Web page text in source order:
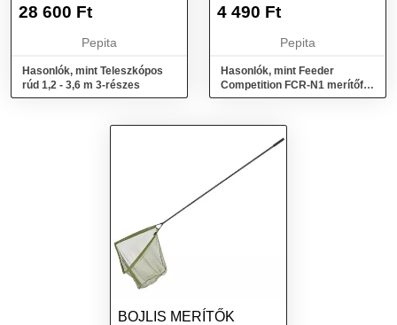
28 600 Ft
Pepita
Hasonlók, mint Teleszkópos
rúd 1,2 - 3,6 m 3-részes
4 490 Ft
Pepita
Hasonlók, mint Feeder
Competition FCR-N1 merítőfej,
40x50/50 cm
BOJLIS MERÍTŐK